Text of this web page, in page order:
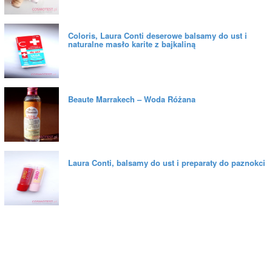
Coloris, Laura Conti deserowe balsamy do ust i
naturalne masło karite z bajkaliną
Beaute Marrakech – Woda Różana
Laura Conti, balsamy do ust i preparaty do paznokci